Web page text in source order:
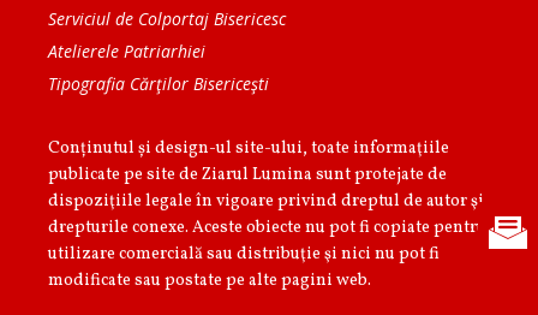
Serviciul de Colportaj Bisericesc
Atelierele Patriarhiei
Tipografia Cărţilor Bisericeşti
Conținutul și design-ul site-ului, toate informaţiile
publicate pe site de Ziarul Lumina sunt protejate de
dispoziţiile legale în vigoare privind dreptul de autor şi
drepturile conexe. Aceste obiecte nu pot fi copiate pentru
utilizare comercială sau distribuţie şi nici nu pot fi
modificate sau postate pe alte pagini web.